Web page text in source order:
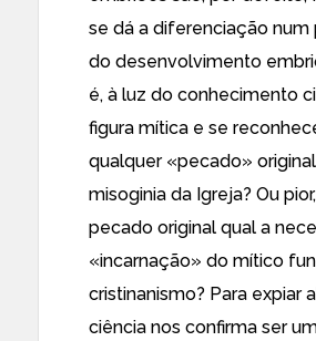
se dá a diferenciação
do desenvolvimento
é, à luz do conhecimento
figura mítica e se
qualquer «pecado»
misoginia da Igreja? Ou
pecado original qual a
«incarnação» do mítico
cristinanismo? Para expiar
ciência nos confirma ser